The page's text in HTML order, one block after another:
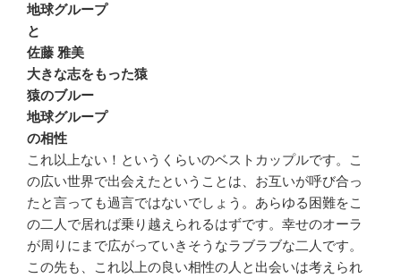
地球グループ
と
佐藤 雅美
大きな志をもった猿
猿のブルー
地球グループ
の相性
これ以上ない！というくらいのベストカップルです。こ
の広い世界で出会えたということは、お互いが呼び合っ
たと言っても過言ではないでしょう。あらゆる困難をこ
の二人で居れば乗り越えられるはずです。幸せのオーラ
が周りにまで広がっていきそうなラブラブな二人です。
この先も、これ以上の良い相性の人と出会いは考えられ